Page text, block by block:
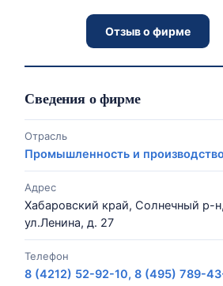
Отзыв о фирме
Сведения о фирме
Отрасль
Промышленность и производство
Адрес
Хабаровский край, Солнечный р-
ул.Ленина, д. 27
Телефон
8 (4212) 52-92-10, 8 (495) 789-